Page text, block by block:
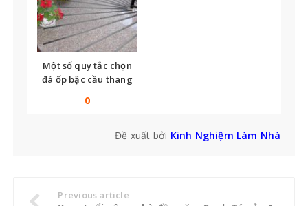
Một số quy tắc chọn
đá ốp bậc cầu thang
0
Đề xuất bởi Kinh Nghiệm Làm Nhà
Previous article